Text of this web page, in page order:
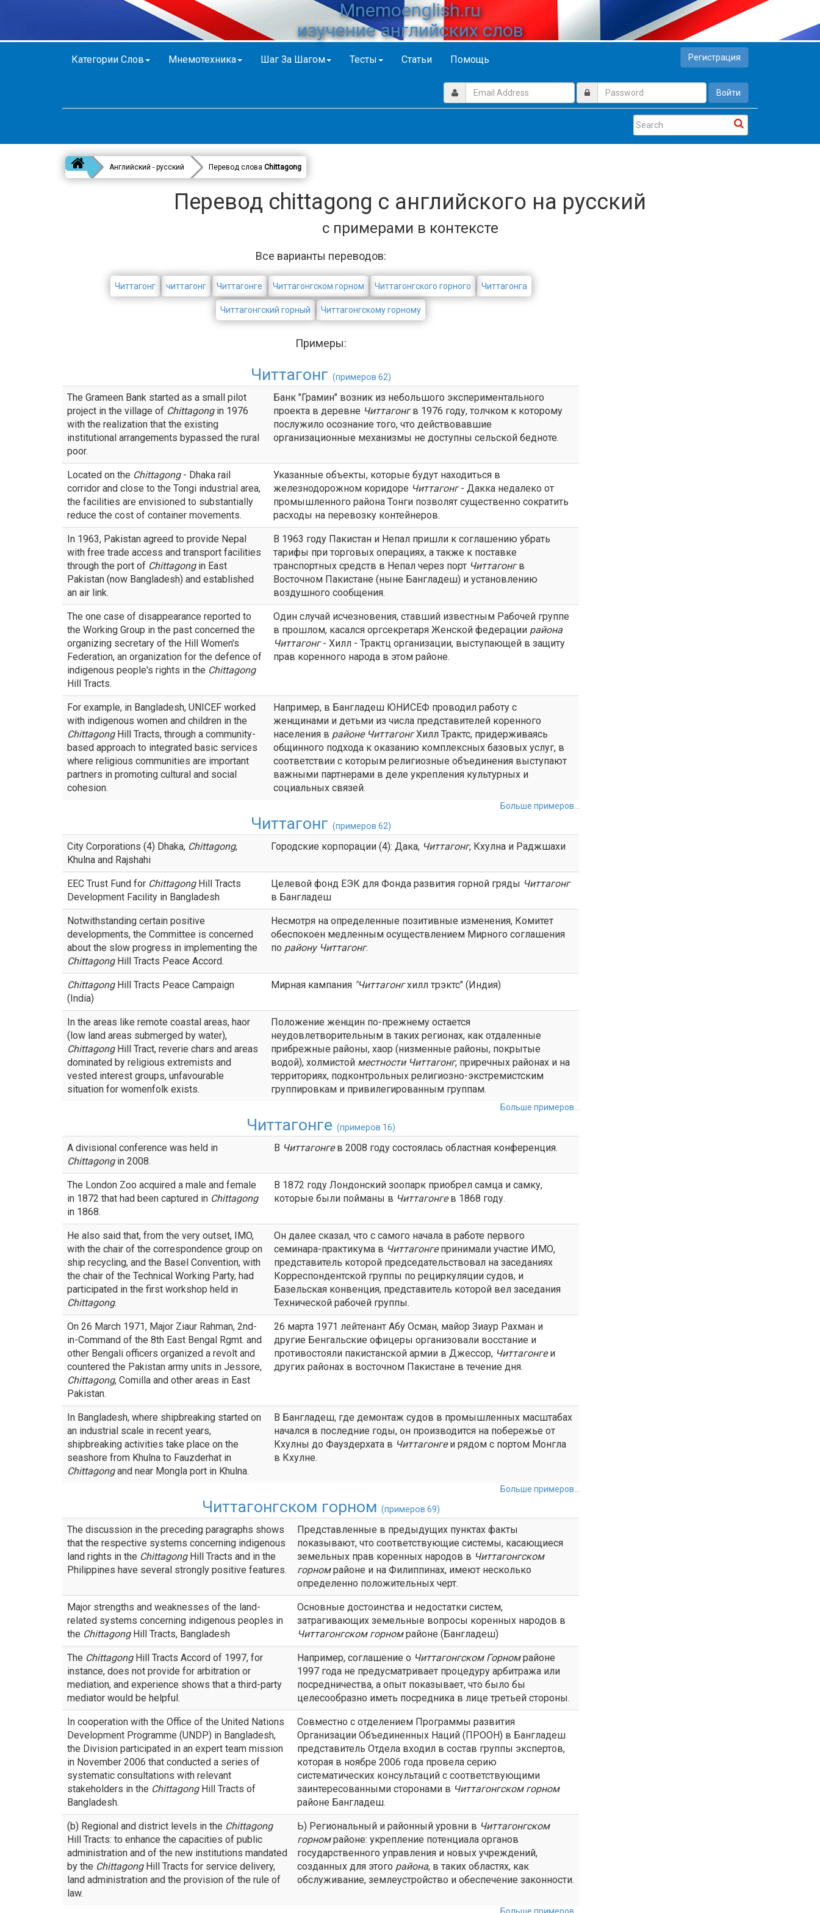
Mnemoenglish.ru
изучение английских слов
Категории Слов Мнемотехника Шаг За Шагом Тесты Статьи Помощь Регистрация
Войти
Английский - русский Перевод слова Chittagong
Перевод chittagong с английского на русский
с примерами в контексте
Все варианты переводов:
Читтагонг читтагонг Читтагонге Читтагонгском горном Читтагонгского горного Читтагонга
Читтагонгский горный Читтагонгскому горному
Примеры:
Читтагонг (примеров 62)
The Grameen Bank started as a small pilot
project in the village of Chittagongin 1976
with the realization that the existing
institutional arrangements bypassed the rural
poor.
Банк "Грамин" возник из небольшого экспериментального
проекта в деревне Читтагонгв 1976 году, толчком к которому
послужило осознание того, что действовавшие
организационные механизмы не доступны сельской бедноте.
Located on the Chittagong- Dhaka rail
corridor and close to the Tongi industrial area,
the facilities are envisioned to substantially
reduce the cost of container movements.
Указанные объекты, которые будут находиться в
железнодорожном коридоре Читтагонг- Дакка недалеко от
промышленного района Тонги позволят существенно сократить
расходы на перевозку контейнеров.
In 1963, Pakistan agreed to provide Nepal
with free trade access and transport facilities
through the port of Chittagongin East
Pakistan (now Bangladesh) and established
an air link.
В 1963 году Пакистан и Непал пришли к соглашению убрать
тарифы при торговых операциях, а также к поставке
транспортных средств в Непал через порт Читтагонгв
Восточном Пакистане (ныне Бангладеш) и установлению
воздушного сообщения.
The one case of disappearance reported to
the Working Group in the past concerned the
organizing secretary of the Hill Women's
Federation, an organization for the defence of
indigenous people's rights in the Chittagong
Hill Tracts.
Один случай исчезновения, ставший известным Рабочей группе
в прошлом, касался оргсекретаря Женской федерации района
Читтагонг- Хилл - Трактц организации, выступающей в защиту
прав коренного народа в этом районе.
For example, in Bangladesh, UNICEF worked
with indigenous women and children in the
ChittagongHill Tracts, through a community-
based approach to integrated basic services
where religious communities are important
partners in promoting cultural and social
cohesion.
Например, в Бангладеш ЮНИСЕФ проводил работу с
женщинами и детьми из числа представителей коренного
населения в районе ЧиттагонгХилл Трактс, придерживаясь
общинного подхода к оказанию комплексных базовых услуг, в
соответствии с которым религиозные объединения выступают
важными партнерами в деле укрепления культурных и
социальных связей.
Больше примеров...
Читтагонг (примеров 62)
City Corporations (4) Dhaka, Chittagong,
Khulna and Rajshahi
Городские корпорации (4): Дака, Читтагонг, Кхулна и Раджшахи
EEC Trust Fund for ChittagongHill Tracts
Development Facility in Bangladesh
Целевой фонд ЕЭК для Фонда развития горной гряды Читтагонг
в Бангладеш
Notwithstanding certain positive
developments, the Committee is concerned
about the slow progress in implementing the
ChittagongHill Tracts Peace Accord.
Несмотря на определенные позитивные изменения, Комитет
обеспокоен медленным осуществлением Мирного соглашения
по району Читтагонг.
ChittagongHill Tracts Peace Campaign
(India)
Мирная кампания "Читтагонгхилл трэктс" (Индия)
In the areas like remote coastal areas, haor
(low land areas submerged by water),
ChittagongHill Tract, reverie chars and areas
dominated by religious extremists and
vested interest groups, unfavourable
situation for womenfolk exists.
Положение женщин по-прежнему остается
неудовлетворительным в таких регионах, как отдаленные
прибрежные районы, хаор (низменные районы, покрытые
водой), холмистой местности Читтагонг, приречных районах и на
территориях, подконтрольных религиозно-экстремистским
группировкам и привилегированным группам.
Больше примеров...
Читтагонге (примеров 16)
A divisional conference was held in
Chittagongin 2008.
В Читтагонгев 2008 году состоялась областная конференция.
The London Zoo acquired a male and female
in 1872 that had been captured in Chittagong
in 1868.
В 1872 году Лондонский зоопарк приобрел самца и самку,
которые были пойманы в Читтагонгев 1868 году.
He also said that, from the very outset, IMO,
with the chair of the correspondence group on
ship recycling, and the Basel Convention, with
the chair of the Technical Working Party, had
participated in the first workshop held in
Chittagong.
Он далее сказал, что с самого начала в работе первого
семинара-практикума в Читтагонгепринимали участие ИМО,
представитель которой председательствовал на заседаниях
Корреспондентской группы по рециркуляции судов, и
Базельская конвенция, представитель которой вел заседания
Технической рабочей группы.
On 26 March 1971, Major Ziaur Rahman, 2nd-
in-Command of the 8th East Bengal Rgmt. and
other Bengali officers organized a revolt and
countered the Pakistan army units in Jessore,
Chittagong, Comilla and other areas in East
Pakistan.
26 марта 1971 лейтенант Абу Осман, майор Зиаур Рахман и
другие Бенгальские офицеры организовали восстание и
противостояли пакистанской армии в Джессор, Читтагонгеи
других районах в восточном Пакистане в течение дня.
In Bangladesh, where shipbreaking started on
an industrial scale in recent years,
shipbreaking activities take place on the
seashore from Khulna to Fauzderhat in
Chittagongand near Mongla port in Khulna.
В Бангладеш, где демонтаж судов в промышленных масштабах
начался в последние годы, он производится на побережье от
Кхулны до Фауздерхата в Читтагонгеи рядом с портом Монгла
в Кхулне.
Больше примеров...
Читтагонгском горном (примеров 69)
The discussion in the preceding paragraphs shows
that the respective systems concerning indigenous
land rights in the ChittagongHill Tracts and in the
Philippines have several strongly positive features.
Представленные в предыдущих пунктах факты
показывают, что соответствующие системы, касающиеся
земельных прав коренных народов в Читтагонгском
горномрайоне и на Филиппинах, имеют несколько
определенно положительных черт.
Major strengths and weaknesses of the land-
related systems concerning indigenous peoples in
the ChittagongHill Tracts, Bangladesh
Основные достоинства и недостатки систем,
затрагивающих земельные вопросы коренных народов в
Читтагонгском горномрайоне (Бангладеш)
The ChittagongHill Tracts Accord of 1997, for
instance, does not provide for arbitration or
mediation, and experience shows that a third-party
mediator would be helpful.
Например, соглашение о Читтагонгском Горномрайоне
1997 года не предусматривает процедуру арбитража или
посредничества, а опыт показывает, что было бы
целесообразно иметь посредника в лице третьей стороны.
In cooperation with the Office of the United Nations
Development Programme (UNDP) in Bangladesh,
the Division participated in an expert team mission
in November 2006 that conducted a series of
systematic consultations with relevant
stakeholders in the ChittagongHill Tracts of
Bangladesh.
Совместно с отделением Программы развития
Организации Объединенных Наций (ПРООН) в Бангладеш
представитель Отдела входил в состав группы экспертов,
которая в ноябре 2006 года провела серию
систематических консультаций с соответствующими
заинтересованными сторонами в Читтагонгском горном
районе Бангладеш.
(b) Regional and district levels in the Chittagong
Hill Tracts: to enhance the capacities of public
administration and of the new institutions mandated
by the ChittagongHill Tracts for service delivery,
land administration and the provision of the rule of
law.
Ь) Региональный и районный уровни в Читтагонгском
горномрайоне: укрепление потенциала органов
государственного управления и новых учреждений,
созданных для этого района, в таких областях, как
обслуживание, землеустройство и обеспечение законности.